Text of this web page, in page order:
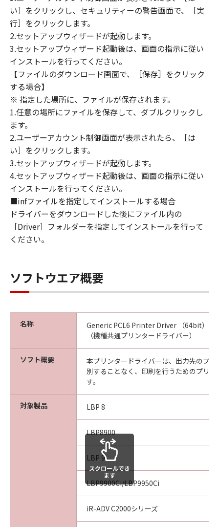
OF ALL NECESSARY SERVICING, REPAIR OR
CORRECTION. SOME STATES OR LEGAL
JURISDICTIONS DO NOT ALLOW THE
EXCLUSION OF IMPLIED WARRANTIES, SO
THE ABOVE EXCLUSION MAY NOT APPLY TO
YOU.
THIS WARRANTY GIVES YOU SPECIFIC LEGAL
RIGHTS AND YOU MAY ALSO HAVE OTHER
RIGHTS WHICH VARY FROM STATE TO STATE
OR JURISDICTION TO JURISDICTION.
NEITHER CANON, CANON'S SUBSIDIARIES OR
AFFILIATES, THEIR DISTRIBUTORS, OR
DEALERS NOR CANON'S LICENSORS
WARRANT THAT THE FUNCTIONS
CONTAINED IN THE SOFTWARE WILL MEET
YOUR REQUIREMENTS OR THAT THE
OPERATION OF THE SOFTWARE WILL BE
UNINTERRUPTED OR ERROR FREE.
[NO LIABILITY FOR DAMAGES] IN NO EVENT
DISTRIBUTORS DEALERS OR CANON'S
LICENSORS BE LIABLE FOR ANY DAMAGES
LIMITATION, LOSS OF BUSINESS PROFITS,
LOSS OF BUSINESS INFORMATION, LOSS OF
BUSINESS INTERRUPTION OR OTHER
CONSEQUENTIAL DAMAGES) ARISING OUT OF
THE SOFTWARE, USE THEREOF OR INABILITY
TO USE THE SOFTWARE EVEN IF EITHER
CANON, CANON'S SUBSIDIARIES OR
AFFILIATES, THEIR DISTRIBUTORS, DEALERS
OF THE POSSIBILITY OF SUCH DAMAGES.
SOME STATES OR LEGAL JURISDICTIONS DO
NOT ALLOW THE LIMITATION OR EXCLUSION
OF LIABILITY FOR INCIDENTAL OR
CONSEQUENTIAL DAMAGES, OR PERSONAL
INJURY OR DEATH RESULTING FROM
NEGLIGENCE ON THE PART OF THE SELLER,
SO THE ABOVE LIMITATION OR EXCLUSION
MAY NOT APPLY TO YOU.
い］をクリックし、セキュリティーの警告画面で、［実
行］をクリックします。
2.セットアップウィザードが起動します。
3.セットアップウィザード起動後は、画面の指示に従い
インストールを行ってください。
【ファイルのダウンロード画面で、［保存］をクリック
する場合】
※ 指定した場所に、ファイルが保存されます。
1.任意の場所にファイルを保存して、ダブルクリックし
ます。
2.ユーザーアカウント制御画面が表示されたら、［は
い］をクリックします。
3.セットアップウィザードが起動します。
4.セットアップウィザード起動後は、画面の指示に従い
インストールを行ってください。
■infファイルを指定してインストールする場合
ドライバーをダウンロードした後にファイル内の
［Driver］フォルダーを指定してインストールを行って
ください。
ソフトウエア概要
名称
Generic PCL6 Printer Driver （64bit）
（機種共通プリンタードライバー）
ソフト概要
本プリンタードライバーは、出力先のプ
別することなく、印刷を行うためのプリ
す。
対象製品 LBP 8
LBP8900
LBP 9
LBP9900Ci/LBP9950Ci
iR-ADV C2000シリーズ
スクロールでき
ます